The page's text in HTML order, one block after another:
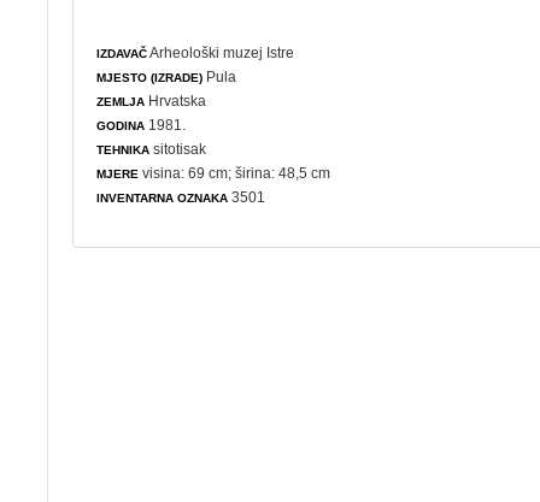
IZDAVAČArheološki muzej Istre
MJESTO (IZRADE) Pula
ZEMLJA Hrvatska
GODINA 1981.
TEHNIKA sitotisak
MJERE visina: 69 cm; širina: 48,5 cm
INVENTARNA OZNAKA 3501